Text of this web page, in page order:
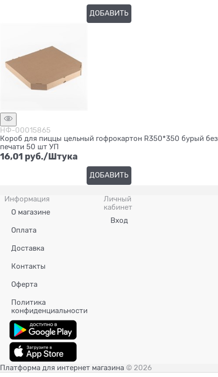
ДОБАВИТЬ
НФ-00015865
Короб для пиццы цельный гофрокартон R350*350 бурый без
печати 50 шт УП
16,01 руб./Штука
ДОБАВИТЬ
Информация
О магазине
Оплата
Доставка
Контакты
Оферта
Политика
конфиденциальности
Личный
кабинет
Вход
Платформа для интернет магазина © 2026